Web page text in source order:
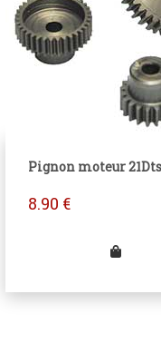
Pignon moteur
8.90 €